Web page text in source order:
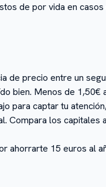
de por vida en casos
de precio entre un
bien. Menos de 1,50€
para captar tu
Compara los capitales
ahorrarte 15 euros al